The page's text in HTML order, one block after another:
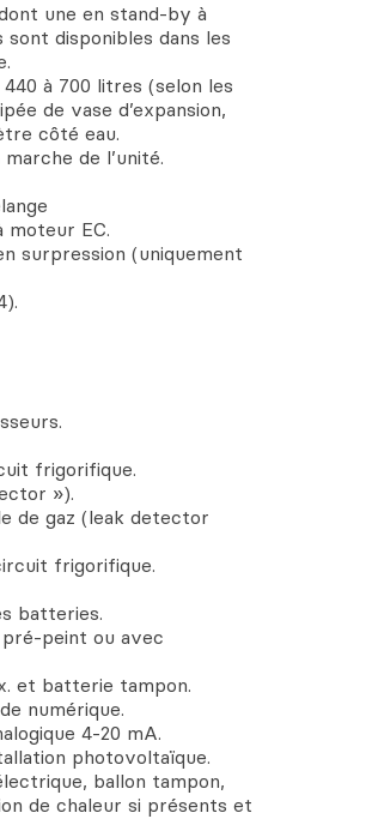
une en stand-by à
disponibles dans les
à 700 litres (selon les
de vase d’expansion,
côté eau.
de l’unité.
moteur EC.
surpression (uniquement
frigorifique.
»).
de gaz (leak detector
frigorifique.
batteries.
peint ou avec
et batterie tampon.
numérique.
4-20 mA.
photovoltaïque.
ballon tampon,
de chaleur si présents et